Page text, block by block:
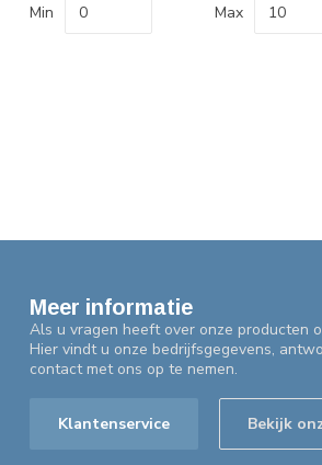
Min Max
Meer informatie
Als u vragen heeft over onze producten
Hier vindt u onze bedrijfsgegevens,
contact met ons op te nemen.
Klantenservice Bekijk